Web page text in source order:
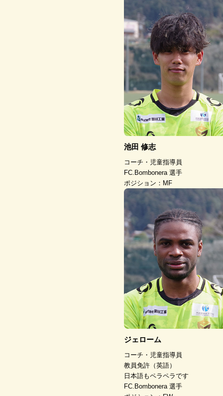
池田 修志
コーチ・児童指導員
FC.Bombonera 選手
ポジション：MF
ジェローム
コーチ・児童指導員
教員免許（英語）
日本語もペラペラです
FC.Bombonera 選手